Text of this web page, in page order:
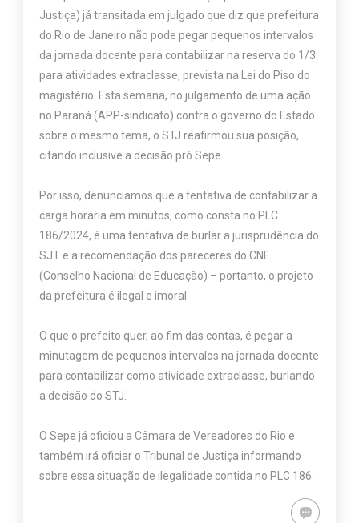
Justiça) já transitada em julgado que diz que prefeitura
do Rio de Janeiro não pode pegar pequenos intervalos
da jornada docente para contabilizar na reserva do 1/3
para atividades extraclasse, prevista na Lei do Piso do
magistério. Esta semana, no julgamento de uma ação
no Paraná (APP-sindicato) contra o governo do Estado
sobre o mesmo tema, o STJ reafirmou sua posição,
citando inclusive a decisão pró Sepe.
Por isso, denunciamos que a tentativa de contabilizar a
carga horária em minutos, como consta no PLC
186/2024, é uma tentativa de burlar a jurisprudência do
SJT e a recomendação dos pareceres do CNE
(Conselho Nacional de Educação) – portanto, o projeto
da prefeitura é ilegal e imoral.
O que o prefeito quer, ao fim das contas, é pegar a
minutagem de pequenos intervalos na jornada docente
para contabilizar como atividade extraclasse, burlando
a decisão do STJ.
O Sepe já oficiou a Câmara de Vereadores do Rio e
também irá oficiar o Tribunal de Justiça informando
sobre essa situação de ilegalidade contida no PLC 186.